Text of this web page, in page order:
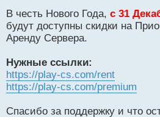
В честь Нового Года, с 31
будут доступны скидки на
Аренду Сервера.
Нужные ссылки:
https://play-cs.com/rent
https://play-cs.com/premium
Спасибо за поддержку и что